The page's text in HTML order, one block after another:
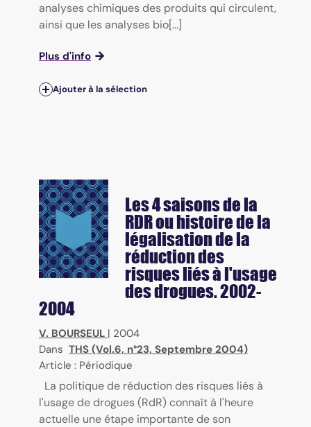
analyses chimiques des produits qui circulent,
ainsi que les analyses bio[...]
Plus d'info
Ajouter à la sélection
Les 4 saisons de la
RDR ou histoire de la
légalisation de la
réduction des
risques liés à l'usage
des drogues. 2002-
2004
V. BOURSEUL | 2004
Dans THS (Vol.6, n°23, Septembre 2004)
Article : Périodique
La politique de réduction des risques liés à
l'usage de drogues (RdR) connaît à l'heure
actuelle une étape importante de son